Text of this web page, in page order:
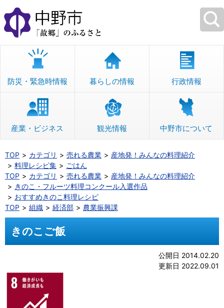
本
文
へ
移
防災・緊急時情報 暮らしの情報 行政情報
産業・ビジネス 観光情報 中野市について
TOP カテゴリ 売れる農業
産地発！みんなの料理紹介
料理レシピ集
ごはん
TOP
カテゴリ 売れる農業
産地発！みんなの料理紹介
きのこ・フルーツ料理コンクール入選作品
おすすめきのこ料理レシピ
TOP
組織 経済部 農業振興課
きのこご飯
公開日 2014.02.20
更新日 2022.09.01